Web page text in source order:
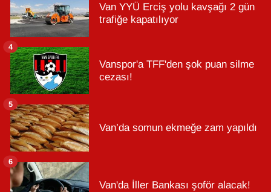
Van YYÜ Erciş yolu kavşağı 2 gün
trafiğe kapatılıyor
Vanspor'a TFF'den şok puan silme
cezası!
4
Van’da somun ekmeğe zam yapıldı
5
Van'da İller Bankası şoför alacak!
6